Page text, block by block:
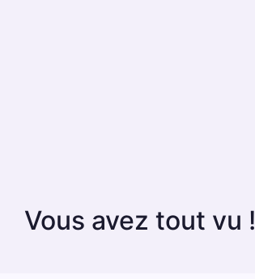
Vous avez tout vu !